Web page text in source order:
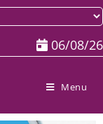
06/08/26
Menu